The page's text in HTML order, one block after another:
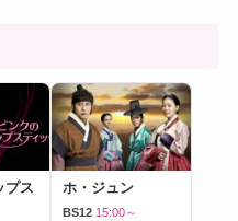
プス
ホ・ジュン
BS12 15:00～